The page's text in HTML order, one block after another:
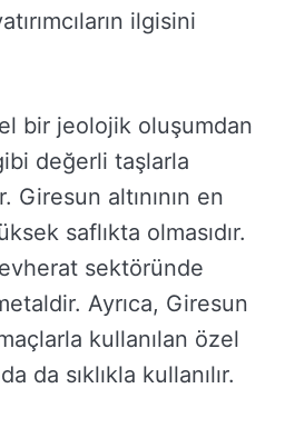
ilgisini
bir jeolojik oluşumdan
değerli taşlarla
altınının en
saflıkta olmasıdır.
sektöründe
Ayrıca, Giresun
kullanılan özel
da sıklıkla kullanılır.